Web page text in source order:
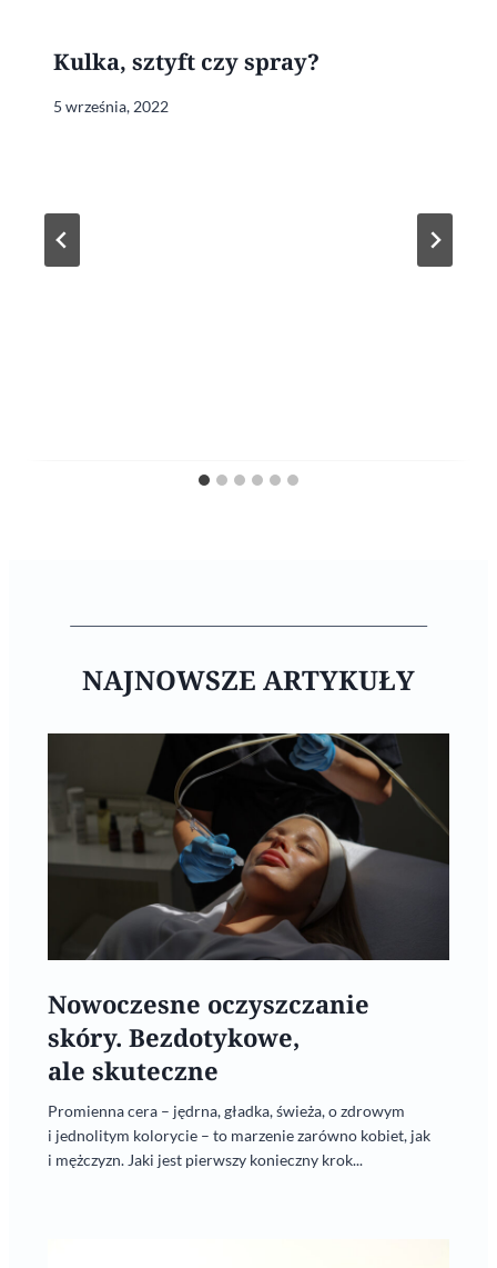
Kulka, sztyft czy spray?
5 września, 2022
NAJNOWSZE ARTYKUŁY
Nowoczesne oczyszczanie
skóry. Bezdotykowe,
ale skuteczne
Promienna cera – jędrna, gładka, świeża, o zdrowym
i jednolitym kolorycie – to marzenie zarówno kobiet, jak
i mężczyzn. Jaki jest pierwszy konieczny krok...